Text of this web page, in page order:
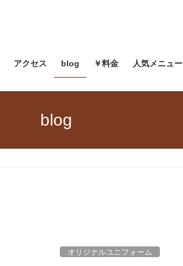
アクセス blog ￥料金 人気メニュー
blog
オリジナルユニフォーム